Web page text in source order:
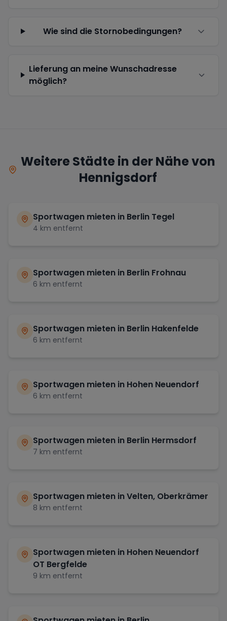
Wie sind die Stornobedingungen?
Lieferung an meine Wunschadresse
möglich?
Weitere Städte in der Nähe von
Hennigsdorf
Sportwagen mieten in Berlin Tegel
4 km entfernt
Sportwagen mieten in Berlin Frohnau
6 km entfernt
Sportwagen mieten in Berlin Hakenfelde
6 km entfernt
Sportwagen mieten in Hohen Neuendorf
6 km entfernt
Sportwagen mieten in Berlin Hermsdorf
7 km entfernt
Sportwagen mieten inVelten, Oberkrämer
8 km entfernt
Sportwagen mieten in Hohen Neuendorf
OT Bergfelde
9 km entfernt